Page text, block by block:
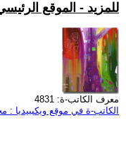
للمزيد - الموقع
معرف الكاتب-ة: 4831
الكاتب-ة في موقع ويكيبيديا :